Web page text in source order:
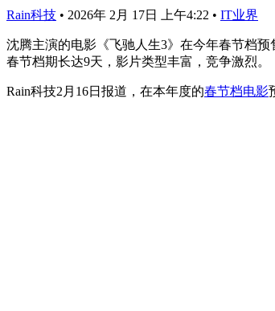
Rain科技 • 2026年 2月 17日 上午4:22 • IT业界
沈腾主演的电影《飞驰人生3》在今年春节档
春节档期长达9天，影片类型丰富，竞争激烈。
Rain科技2月16日报道，在本年度的春节档电影